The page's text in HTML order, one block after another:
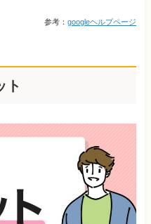
参考： googleヘルプページ
ト